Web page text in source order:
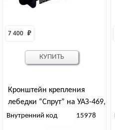
Кронштейн крепления
лебедки “Спрут” на УАЗ-469,
Хантер
7 400 ₽
Внутренний код 15978
КУПИТЬ